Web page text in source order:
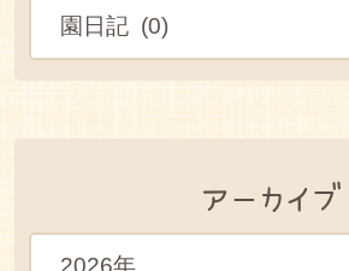
園日記 (0)
アーカイブ
2026年